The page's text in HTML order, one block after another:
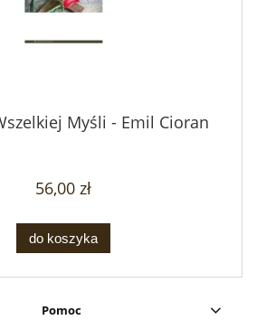
Myśli - Emil Cioran
56,00 zł
do koszyka
Pomoc